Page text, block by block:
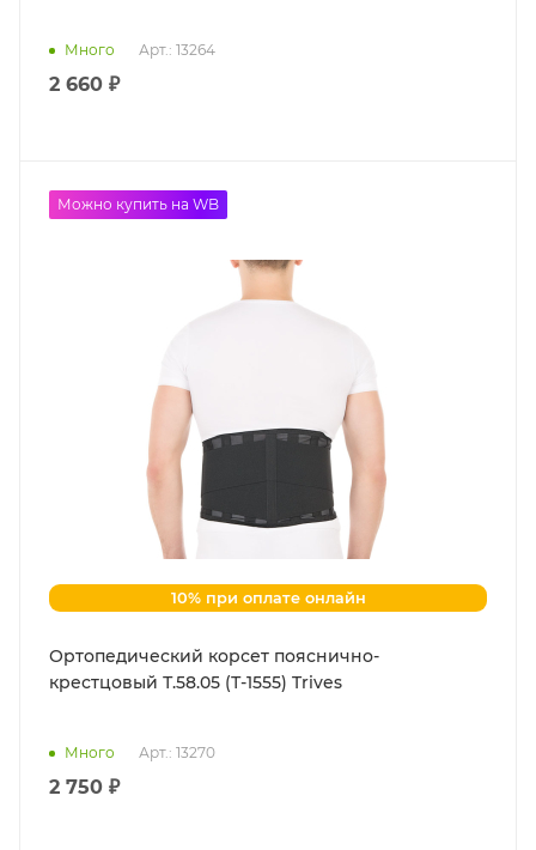
Много Арт.: 13264
2 660 ₽
10% при оплате онлайн
Можно купить на WB
Ортопедический корсет пояснично-
крестцовый Т.58.05 (Т-1555) Trives
Много Арт.: 13270
2 750 ₽